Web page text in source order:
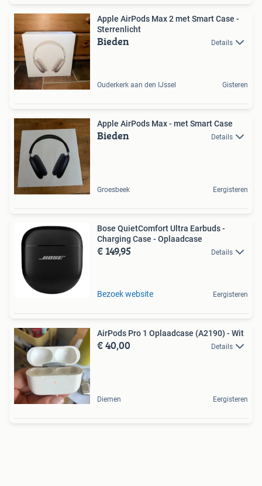
Apple AirPods Max 2 met Smart Case -
Sterrenlicht
Bieden Details
Ouderkerk aan den IJssel Gisteren
Apple AirPods Max - met Smart Case
Bieden Details
Groesbeek Eergisteren
Bose QuietComfort Ultra Earbuds -
Charging Case - Oplaadcase
€ 149,95 Details
Bezoek website Eergisteren
AirPods Pro 1 Oplaadcase (A2190) - Wit
€ 40,00 Details
Diemen Eergisteren